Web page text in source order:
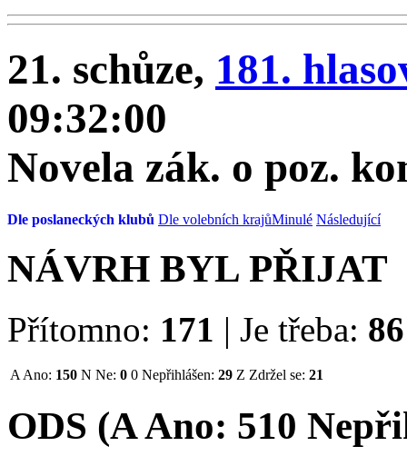
21. schůze, 181.
09:32:00
Novela zák. o poz.
Dle poslaneckých klubů Dle volebních krajůMinulé Následující
NÁVRH BYL PŘIJAT
Přítomno: 171 | Je třeba: 86
A Ano: 150 N Ne: 0 0 Nepřihlášen: 29 Z Zdržel se: 21
ODS (AAno: 510